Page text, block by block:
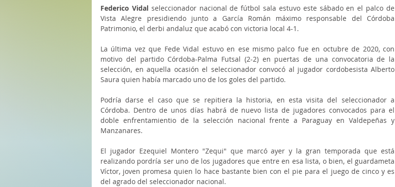
Federico Vidal seleccionador nacional de fútbol sala estuvo este sábado en el palco de
Vista Alegre presidiendo junto a García Román máximo responsable del Córdoba
Patrimonio, el derbi andaluz que acabó con victoria local 4-1.
La última vez que Fede Vidal estuvo en ese mismo palco fue en octubre de 2020, con
motivo del partido Córdoba-Palma Futsal (2-2) en puertas de una convocatoria de la
selección, en aquella ocasión el seleccionador convocó al jugador cordobesista Alberto
Saura quien había marcado uno de los goles del partido.
Podría darse el caso que se repitiera la historia, en esta visita del seleccionador a
Córdoba. Dentro de unos días habrá de nuevo lista de jugadores convocados para el
doble enfrentamientio de la selección nacional frente a Paraguay en Valdepeñas y
Manzanares.
El jugador Ezequiel Montero "Zequi" que marcó ayer y la gran temporada que está
realizando pordría ser uno de los jugadores que entre en esa lista, o bien, el guardameta
Víctor, joven promesa quien lo hace bastante bien con el pie para el juego de cinco y es
del agrado del seleccionador nacional.